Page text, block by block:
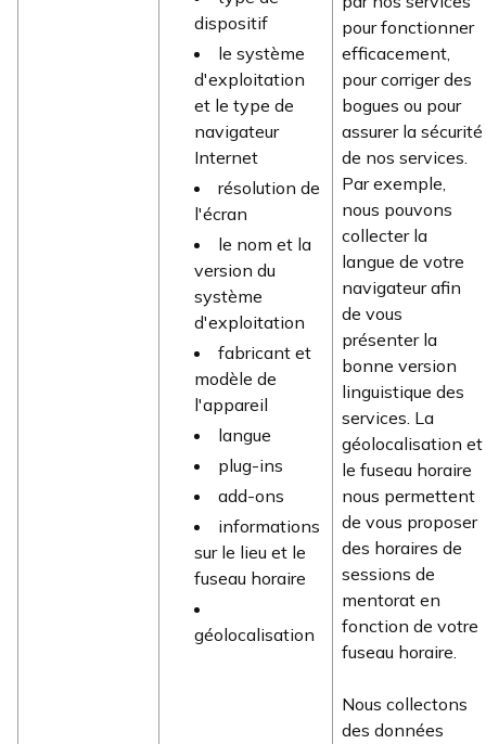
dispositif
le système
d'exploitation
et le type de
navigateur
Internet
résolution de
l'écran
le nom et la
version du
système
d'exploitation
fabricant et
modèle de
l'appareil
langue
plug-ins
add-ons
informations
sur le lieu et le
fuseau horaire
géolocalisation
pour fonctionner
efficacement,
pour corriger des
bogues ou pour
assurer la sécurité
de nos services.
Par exemple,
nous pouvons
collecter la
langue de votre
navigateur afin
de vous
présenter la
bonne version
linguistique des
services. La
géolocalisation et
le fuseau horaire
nous permettent
de vous proposer
des horaires de
sessions de
mentorat en
fonction de votre
fuseau horaire.
Nous collectons
des données